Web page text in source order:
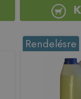
Rendelésre